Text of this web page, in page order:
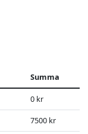
Summa
0 kr
7500 kr